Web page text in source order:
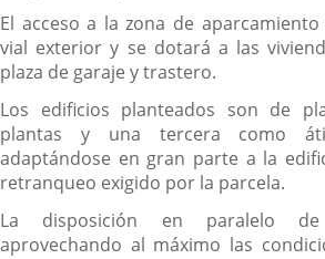
El acceso a la zona de
vial exterior y se dotará a las
plaza de garaje y trastero.
Los edificios planteados son de
plantas y una tercera como
adaptándose en gran parte a la
retranqueo exigido por la parcela.
La disposición en paralelo
aprovechando al máximo las